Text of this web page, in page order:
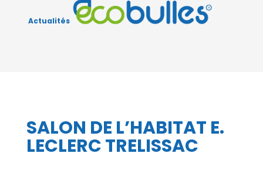
Actualités
SALON DE L’HABITAT E.
LECLERC TRELISSAC